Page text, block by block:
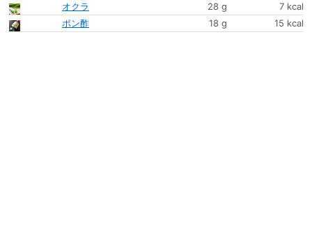
オクラ 28 g
7 kcal
ポン酢
18 g 15 kcal